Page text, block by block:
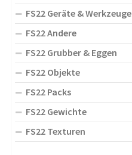
FS22 Geräte & Werkzeuge
FS22 Andere
FS22 Grubber & Eggen
FS22 Objekte
FS22 Packs
FS22 Gewichte
FS22 Texturen